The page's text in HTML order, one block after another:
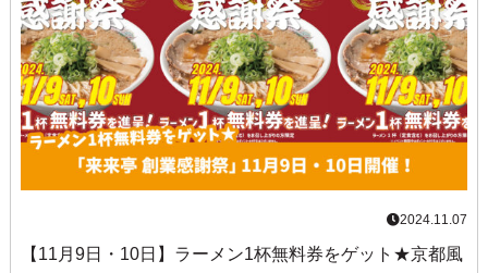
2024.11.07
【11月9日・10日】ラーメン1杯無料券をゲット★京都風